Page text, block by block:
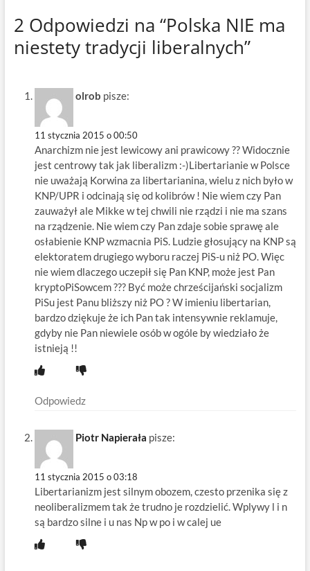
2 Odpowiedzi na “Polska NIE ma
niestety tradycji liberalnych”
olrob pisze:
11 stycznia 2015 o 00:50
Anarchizm nie jest lewicowy ani prawicowy ?? Widocznie
jest centrowy tak jak liberalizm :-)Libertarianie w Polsce
nie uważają Korwina za libertarianina, wielu z nich było w
KNP/UPR i odcinają się od kolibrów ! Nie wiem czy Pan
zauważył ale Mikke w tej chwili nie rządzi i nie ma szans
na rządzenie. Nie wiem czy Pan zdaje sobie sprawę ale
osłabienie KNP wzmacnia PiS. Ludzie głosujący na KNP są
elektoratem drugiego wyboru raczej PiS-u niż PO. Więc
nie wiem dlaczego uczepił się Pan KNP, może jest Pan
kryptoPiSowcem ??? Być może chrześcijański socjalizm
PiSu jest Panu bliższy niż PO ? W imieniu libertarian,
bardzo dziękuje że ich Pan tak intensywnie reklamuje,
gdyby nie Pan niewiele osób w ogóle by wiedziało że
istnieją !!
Odpowiedz
Piotr Napierała pisze:
11 stycznia 2015 o 03:18
Libertarianizm jest silnym obozem, czesto przenika się z
neoliberalizmem tak że trudno je rozdzielić. Wplywy l i n
są bardzo silne i u nas Np w po i w calej ue